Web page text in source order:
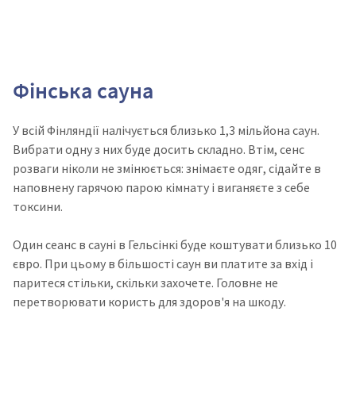
Фінська сауна
У всій Фінляндії налічується близько 1,3 мільйона саун.
Вибрати одну з них буде досить складно. Втім, сенс
розваги ніколи не змінюється: знімаєте одяг, сідайте в
наповнену гарячою парою кімнату і виганяєте з себе
токсини.
Один сеанс в сауні в Гельсінкі буде коштувати близько 10
євро. При цьому в більшості саун ви платите за вхід і
паритеся стільки, скільки захочете. Головне не
перетворювати користь для здоров'я на шкоду.